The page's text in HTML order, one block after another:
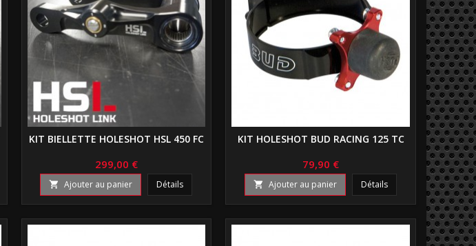
KIT BIELLETTE HOLESHOT HSL 450 FC
299,00 €
 Ajouter au panier Détails
KIT HOLESHOT BUD RACING 125 TC
79,90 €
 Ajouter au panier Détails